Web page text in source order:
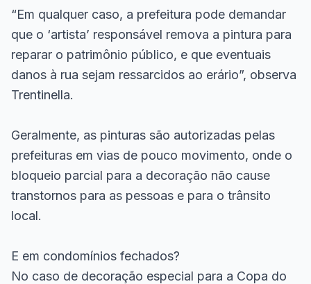
“Em qualquer caso, a prefeitura pode demandar
que o ‘artista’ responsável remova a pintura para
reparar o patrimônio público, e que eventuais
danos à rua sejam ressarcidos ao erário”, observa
Trentinella.
Geralmente, as pinturas são autorizadas pelas
prefeituras em vias de pouco movimento, onde o
bloqueio parcial para a decoração não cause
transtornos para as pessoas e para o trânsito
local.
E em condomínios fechados?
No caso de decoração especial para a Copa do